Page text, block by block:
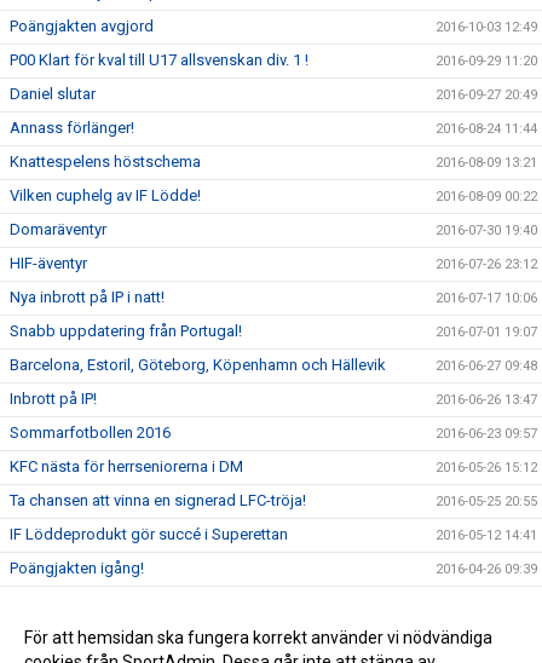
Poängjakten avgjord 2016-10-03 12:49
P00 Klart för kval till U17 allsvenskan div. 1 ! 2016-09-29 11:20
Daniel slutar 2016-09-27 20:49
Annass förlänger! 2016-08-24 11:44
Knattespelens höstschema 2016-08-09 13:21
Vilken cuphelg av IF Lödde! 2016-08-09 00:22
Domaräventyr 2016-07-30 19:40
HIF-äventyr 2016-07-26 23:12
Nya inbrott på IP i natt! 2016-07-17 10:06
Snabb uppdatering från Portugal! 2016-07-01 19:07
Barcelona, Estoril, Göteborg, Köpenhamn och Hällevik 2016-06-27 09:48
Inbrott på IP! 2016-06-26 13:47
Sommarfotbollen 2016 2016-06-23 09:57
KFC nästa för herrseniorerna i DM 2016-05-26 15:12
Ta chansen att vinna en signerad LFC-tröja! 2016-05-25 20:55
IF Löddeprodukt gör succé i Superettan 2016-05-12 14:41
Poängjakten igång! 2016-04-26 09:39
Nu är vi live med nya sidan! 2016-04-01 06:20
För att hemsidan ska fungera korrekt använder vi nödvändiga